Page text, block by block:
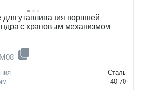
для утапливания поршней
с храповым механизмом
Сталь
40-70